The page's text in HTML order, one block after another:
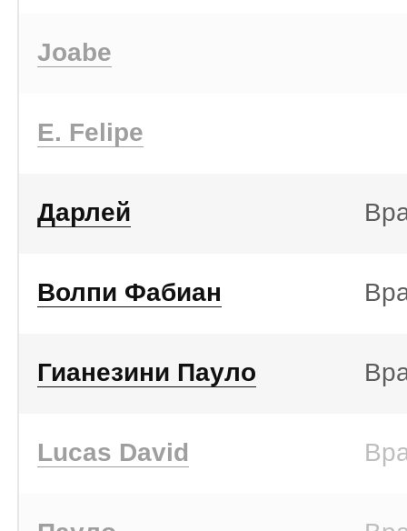
Joabe
E. Felipe
Дарлей
Волпи Фабиан
Гианезини Пауло
Lucas David